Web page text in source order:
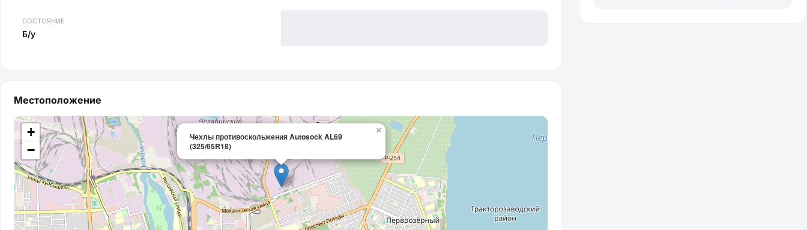
СОСТОЯНИЕ
Б/у
Местоположение
Чехлы противоскольжения Autosock AL69
(325/65R18)
×
+
−